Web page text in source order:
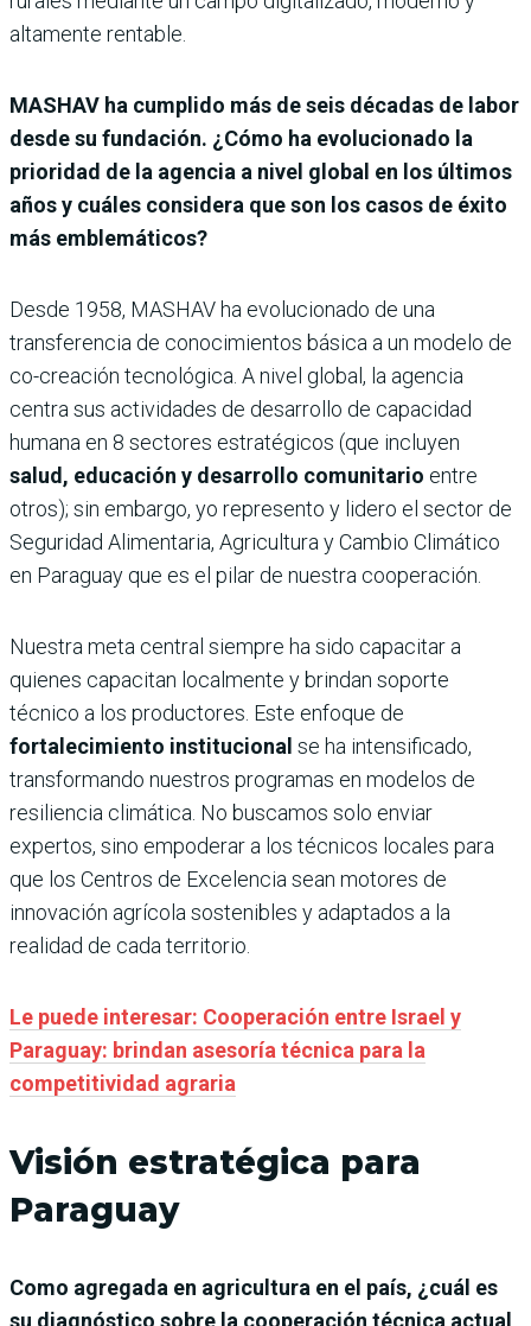
altamente rentable.
MASHAV ha cumplido más de seis décadas de labor
desde su fundación. ¿Cómo ha evolucionado la
prioridad de la agencia a nivel global en los últimos
años y cuáles considera que son los casos de éxito
más emblemáticos?
Desde 1958, MASHAV ha evolucionado de una
transferencia de conocimientos básica a un modelo de
co-creación tecnológica. A nivel global, la agencia
centra sus actividades de desarrollo de capacidad
humana en 8 sectores estratégicos (que incluyen
salud, educación y desarrollo comunitario entre
otros); sin embargo, yo represento y lidero el sector de
Seguridad Alimentaria, Agricultura y Cambio Climático
en Paraguay que es el pilar de nuestra cooperación.
Nuestra meta central siempre ha sido capacitar a
quienes capacitan localmente y brindan soporte
técnico a los productores. Este enfoque de
fortalecimiento institucional se ha intensificado,
transformando nuestros programas en modelos de
resiliencia climática. No buscamos solo enviar
expertos, sino empoderar a los técnicos locales para
que los Centros de Excelencia sean motores de
innovación agrícola sostenibles y adaptados a la
realidad de cada territorio.
Le puede interesar: Cooperación entre Israel y
Paraguay: brindan asesoría técnica para la
competitividad agraria
Visión estratégica para
Paraguay
Como agregada en agricultura en el país, ¿cuál es
su diagnóstico sobre la cooperación técnica actual